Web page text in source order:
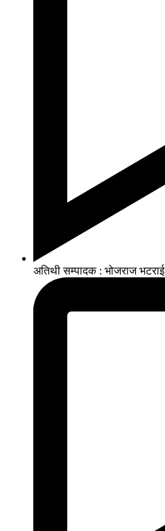
अतिथी सम्पादक : भोजराज भटराई